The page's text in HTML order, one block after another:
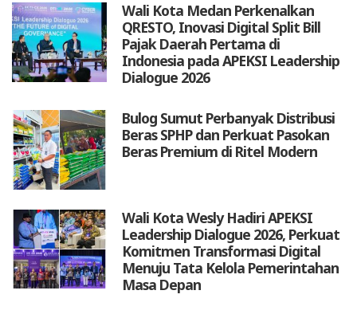
Wali Kota Medan Perkenalkan
QRESTO, Inovasi Digital Split Bill
Pajak Daerah Pertama di
Indonesia pada APEKSI Leadership
Dialogue 2026
Bulog Sumut Perbanyak Distribusi
Beras SPHP dan Perkuat Pasokan
Beras Premium di Ritel Modern
Wali Kota Wesly Hadiri APEKSI
Leadership Dialogue 2026, Perkuat
Komitmen Transformasi Digital
Menuju Tata Kelola Pemerintahan
Masa Depan